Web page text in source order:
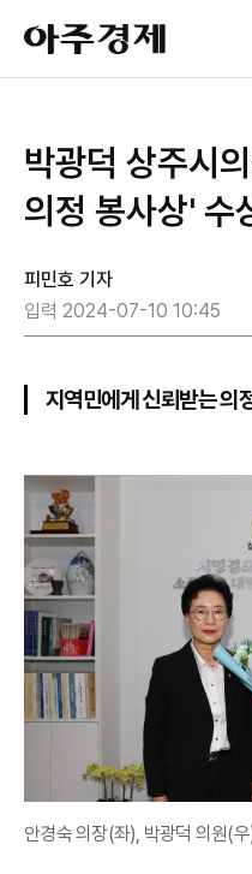
아
주
경
박광덕 상주시
의정 봉사상' 수
피민호 기자
입력 2024-07-10 10:45
지역민에게 신뢰받는 의
안경숙 의장(좌), 박광덕 의원(